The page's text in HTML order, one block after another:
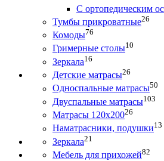
С ортопедическим
Тумбы прикроватные26
Комоды76
Гримерные столы10
Зеркала16
Детские матрасы26
Односпальные матрасы50
Двуспальные матрасы103
Матрасы 120х20026
Наматрасники, подушки13
Зеркала21
Мебель для прихожей82